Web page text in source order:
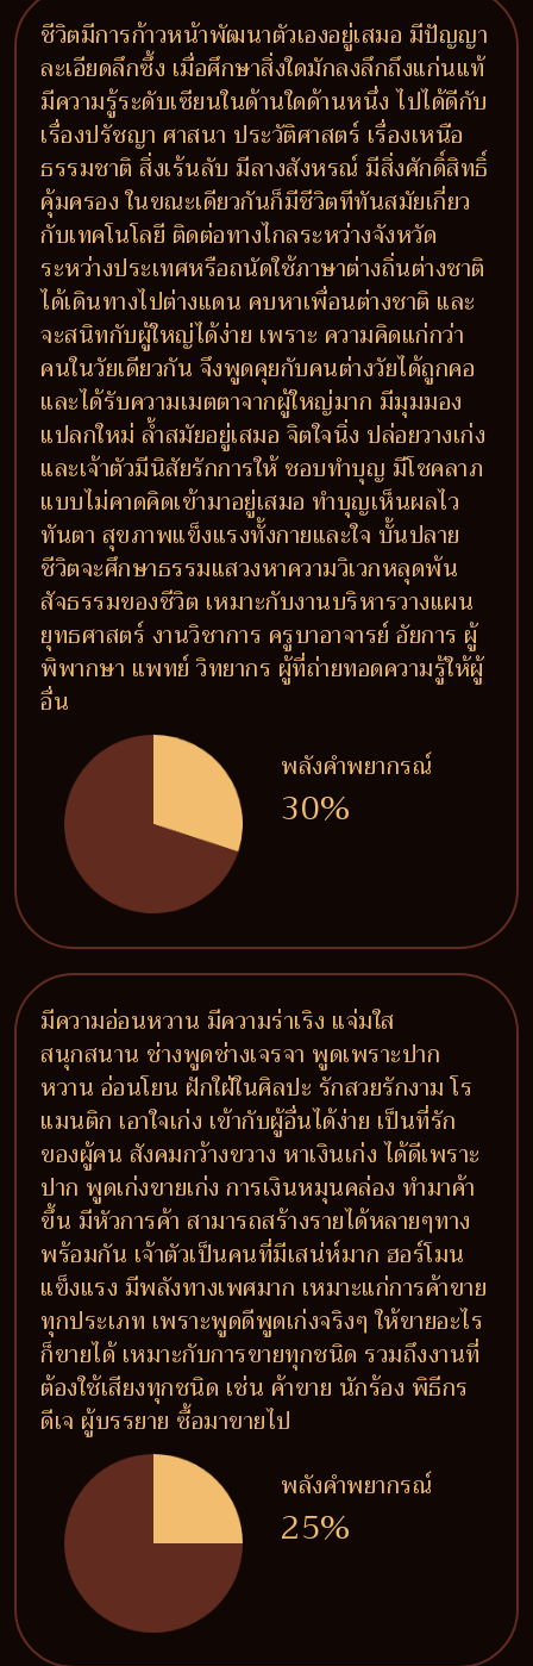
ชีวิตมีการก้าวหน้าพัฒนาตัวเองอยู่เสมอ มีปัญญา
ละเอียดลึกซึ้ง เมื่อศึกษาสิ่งใดมักลงลึกถึงแก่นแท้
มีความรู้ระดับเซียนในด้านใดด้านหนึ่ง ไปได้ดีกับ
เรื่องปรัชญา ศาสนา ประวัติศาสตร์ เรื่องเหนือ
ธรรมชาติ สิ่งเร้นลับ มีลางสังหรณ์ มีสิ่งศักดิ์สิทธิ์
คุ้มครอง ในขณะเดียวกันก็มีชีวิตทีทันสมัยเกี่ยว
กับเทคโนโลยี ติดต่อทางไกลระหว่างจังหวัด
ระหว่างประเทศหรือถนัดใช้ภาษาต่างถิ่นต่างชาติ
ได้เดินทางไปต่างแดน คบหาเพื่อนต่างชาติ และ
จะสนิทกับผู้ใหญ่ได้ง่าย เพราะ ความคิดแก่กว่า
คนในวัยเดียวกัน จึงพูดคุยกับคนต่างวัยได้ถูกคอ
และได้รับความเมตตาจากผู้ใหญ่มาก มีมุมมอง
แปลกใหม่ ล้ำสมัยอยู่เสมอ จิตใจนิ่ง ปล่อยวางเก่ง
และเจ้าตัวมีนิสัยรักการให้ ชอบทำบุญ มีโชคลาภ
แบบไม่คาดคิดเข้ามาอยู่เสมอ ทำบุญเห็นผลไว
ทันตา สุขภาพแข็งแรงทั้งกายและใจ บั้นปลาย
ชีวิตจะศึกษาธรรมแสวงหาความวิเวกหลุดพ้น
สัจธรรมของชีวิต เหมาะกับงานบริหารวางแผน
ยุทธศาสตร์ งานวิชาการ ครูบาอาจารย์ อัยการ ผู้
พิพากษา แพทย์ วิทยากร ผู้ที่ถ่ายทอดความรู้ให้ผู้
อื่น
พลังคำพยากรณ์
30%
มีความอ่อนหวาน มีความร่าเริง แจ่มใส
สนุกสนาน ช่างพูดช่างเจรจา พูดเพราะปาก
หวาน อ่อนโยน ฝักใฝ่ในศิลปะ รักสวยรักงาม โร
แมนติก เอาใจเก่ง เข้ากับผู้อื่นได้ง่าย เป็นที่รัก
ของผู้คน สังคมกว้างขวาง หาเงินเก่ง ได้ดีเพราะ
ปาก พูดเก่งขายเก่ง การเงินหมุนคล่อง ทำมาค้า
ขึ้น มีหัวการค้า สามารถสร้างรายได้หลายๆทาง
พร้อมกัน เจ้าตัวเป็นคนที่มีเสน่ห์มาก ฮอร์โมน
แข็งแรง มีพลังทางเพศมาก เหมาะแก่การค้าขาย
ทุกประเภท เพราะพูดดีพูดเก่งจริงๆ ให้ขายอะไร
ก็ขายได้ เหมาะกับการขายทุกชนิด รวมถึงงานที่
ต้องใช้เสียงทุกชนิด เช่น ค้าขาย นักร้อง พิธีกร
ดีเจ ผู้บรรยาย ซื้อมาขายไป
พลังคำพยากรณ์
25%